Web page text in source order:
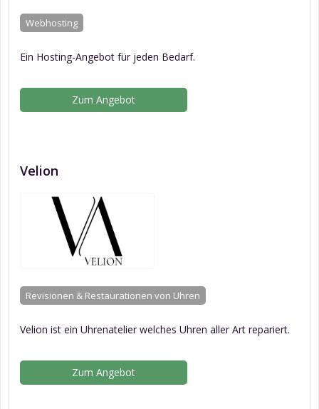
Webhosting
Ein Hosting-Angebot für jeden Bedarf.
Zum Angebot
Velion
Revisionen & Restaurationen von Uhren
Velion ist ein Uhrenatelier welches Uhren aller Art repariert.
Zum Angebot